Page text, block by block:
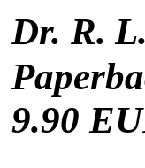
Dr. R.
9.90